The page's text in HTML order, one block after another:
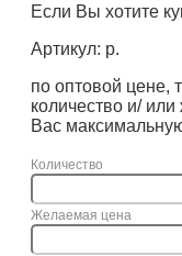
Если Вы хотите
Артикул: р.
по оптовой цене,
количество и/
Вас
Количество
Желаемая цена